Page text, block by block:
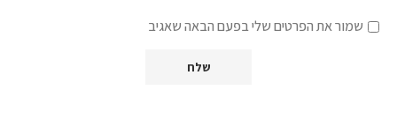
שמור את הפרטים שלי בפעם הבאה שאגיב